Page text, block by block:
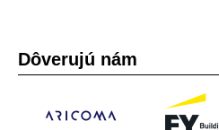
Dôverujú nám